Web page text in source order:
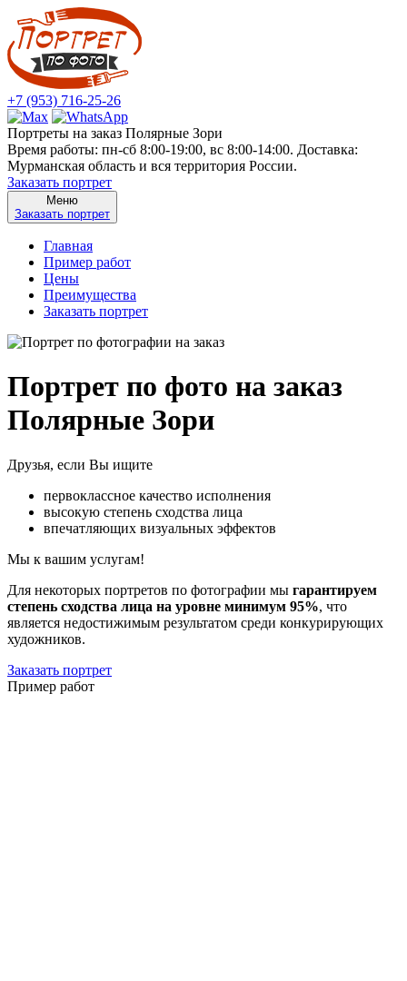
+7 (953) 716-25-26
Портреты на заказ Полярные Зори
Время работы: пн-сб 8:00-19:00, вс 8:00-14:00. Доставка:
Мурманская область и вся территория России.
Заказать портрет
Меню
Заказать портрет
Главная
Пример работ
Цены
Преимущества
Заказать портрет
Портрет по фото на заказ
Полярные Зори
Друзья, если Вы ищите
первоклассное качество исполнения
высокую степень сходства лица
впечатляющих визуальных эффектов
Мы к вашим услугам!
Для некоторых портретов по фотографии мы гарантируем
степень сходства лица на уровне минимум 95%, что
является недостижимым результатом среди конкурирующих
художников.
Заказать портрет
Пример работ